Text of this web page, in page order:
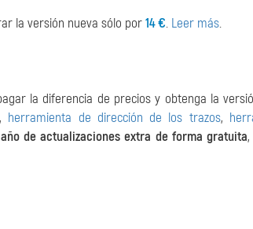
la versión nueva sólo por14 €. Leer más.
la diferencia de precios y obtenga la
, herramienta de dirección de los trazos,
de actualizaciones extra de forma gratuita,